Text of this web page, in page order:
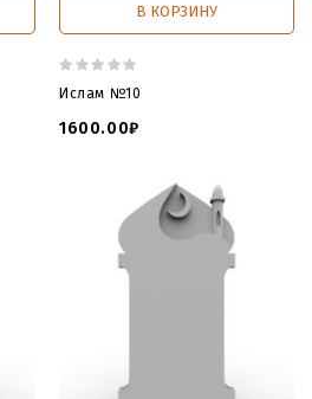
В КОРЗИНУ
Ислам №10
1600.00₽